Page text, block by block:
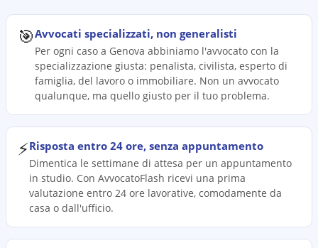
🎯Avvocati specializzati, non generalisti
Per ogni caso a Genova abbiniamo l'avvocato con la
specializzazione giusta: penalista, civilista, esperto di
famiglia, del lavoro o immobiliare. Non un avvocato
qualunque, ma quello giusto per il tuo problema.
⚡Risposta entro 24 ore, senza appuntamento
Dimentica le settimane di attesa per un appuntamento
in studio. Con AvvocatoFlash ricevi una prima
valutazione entro 24 ore lavorative, comodamente da
casa o dall'ufficio.